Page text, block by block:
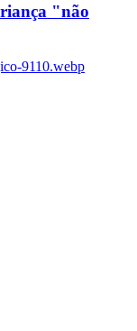
"não